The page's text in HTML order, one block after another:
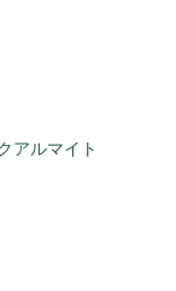
アルマイト